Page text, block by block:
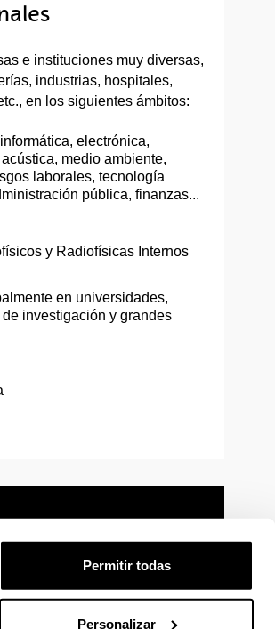
Permitir todas
Personalizar
e instituciones muy diversas,
industrias, hospitales,
en los siguientes ámbitos:
electrónica,
medio ambiente,
laborales, tecnología
pública, finanzas...
y Radiofísicas Internos
en universidades,
investigación y grandes
Ayuda Contacto